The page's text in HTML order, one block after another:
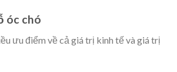
óc chó
ưu điểm về cả giá trị kinh tế và giá trị